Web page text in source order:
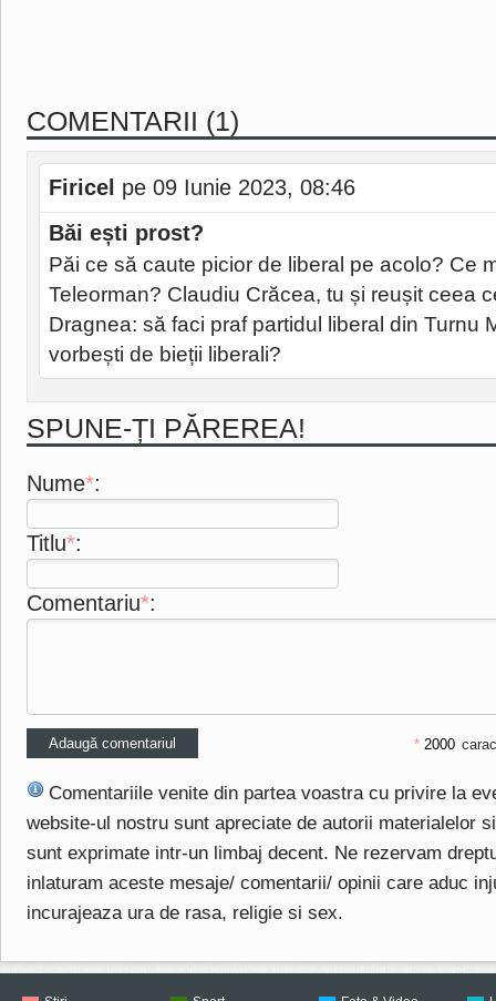
COMENTARII (1)
Firicel pe 09 Iunie 2023, 08:46
Băi ești prost?
Păi ce să caute picior de liberal pe acolo? Ce
Teleorman? Claudiu Crăcea, tu și reușit ceea
Dragnea: să faci praf partidul liberal din Turnu
vorbești de bieții liberali?
SPUNE-ȚI PĂREREA!
Nume*:
Titlu*:
Comentariu*:
*
Comentariile venite din partea voastra cu privire la
website-ul nostru sunt apreciate de autorii materialelor
sunt exprimate intr-un limbaj decent. Ne rezervam
inlaturam aceste mesaje/ comentarii/ opinii care aduc
incurajeaza ura de rasa, religie si sex.